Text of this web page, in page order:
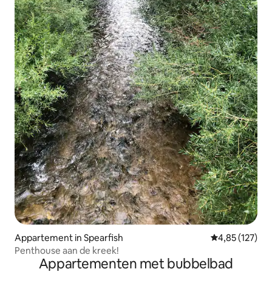
Appartement in Spearfish Gemiddelde
4,85 (127)
Penthouse aan de kreek!
Appartementen met bubbelbad